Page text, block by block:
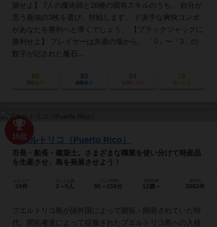
築せよ】 7人の魔術師と28種の固有スキルのうち、 自分が
思う最強の3枚を選び、対戦します。 ド派手な爽快コンボ
があなたを勝利へと導くでしょう。 【ブラックジャックに
勝利せよ】 プレイヤーは共通の場から、 「0」〜「3」の
数字が記された魔石...
60
興味あり
82
経験あり
24
お気に入り
78
持ってる
15位
プエルトリコ（Puerto Rico）
市長・船長・建築士。さまざまな職業を使い分けて特産品
を生産させ、島を発展させよう！
34件
プレイ人数
2～5人 90～150分
推奨年齢
12歳～ 2002年
プエルトリコ島が諸外国によって開拓・開発されていた時
代。開拓者達によって征服されたプエルトリコ島への入植